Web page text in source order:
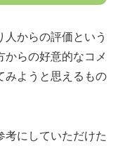
からの評価という
からの好意的なコメ
みようと思えるもの
考にしていただけた